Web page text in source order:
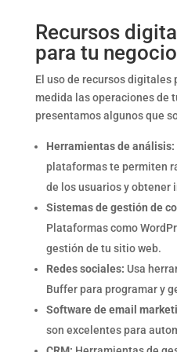
Recursos
para tu negocio
El uso de recursos digitales
medida las operaciones de
presentamos algunos que
Herramientas de análisis:
plataformas te permiten
de los usuarios y obtener
Sistemas de gestión de
Plataformas como
gestión de tu sitio web.
Redes sociales: Usa
Buffer para programar y
Software de email
son excelentes para